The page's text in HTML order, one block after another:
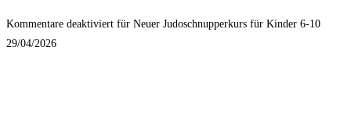
Kommentare deaktiviert für Neuer Judoschnupperkurs für Kinder 6-10
29/04/2026